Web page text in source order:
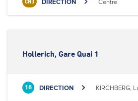
CN3 DIRECTION Centre
Hollerich, Gare Quai 1
18 DIRECTION KIRCHBERG,